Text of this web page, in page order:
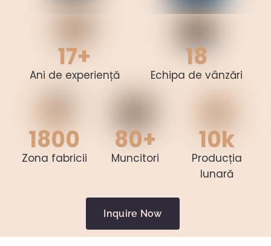
17+
Ani de experiență
18
Echipa de vânzări
1800
Zona fabricii
80+
Muncitori
10k
Producția
lunară
Inquire Now